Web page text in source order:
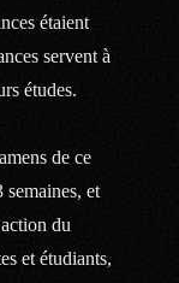
étaient
servent à
études.
de ce
semaines, et
du
et étudiants,